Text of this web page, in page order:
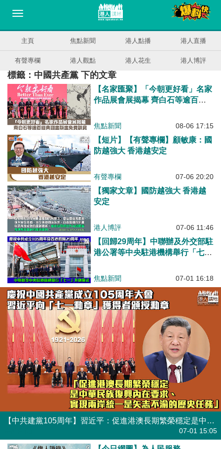
主頁 焦點新聞 港人點播 港人直播
有聲專欄 港人觀點 港人花生 港人博評
標籤：中國共產黨 下的文章
【名家匯聚】「今朝更好看」名家
作品展會展揭幕 齊白石等逾百經
焦點新聞 08-06 17:15
【短片】【有聲專欄】顧敏康：國
防越強大 香港越安定
有聲專欄 07-06 20:20
【獨家文章】國防越強大 香港越
安定
港人博評 07-06 11:46
【回歸29周年】中聯辦及外交部駐
港公署等中央駐港機構舉行「七
焦點新聞 07-01 16:18
【中共建黨105周年】習近平：促進港澳長期繁榮穩定是中華民族復興內在要求、實現兩岸統一是矢志不渝的歷史任務
07-01 15:05